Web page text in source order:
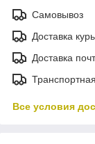
Самовывоз
Доставка
Доставка
Все условия